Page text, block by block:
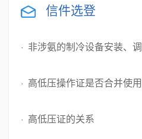
信件选登
· 高低压操作证是否合并使用
· 高低压证的关系